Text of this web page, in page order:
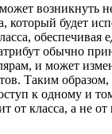
возникнуть
который будет
обеспечивая
обычно
и может
Таким
к одному и
от класса, а не